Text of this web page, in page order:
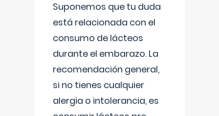
Suponemos que tu duda
está relacionada con el
consumo de lácteos
durante el embarazo. La
recomendación general,
si no tienes cualquier
alergia o intolerancia, es